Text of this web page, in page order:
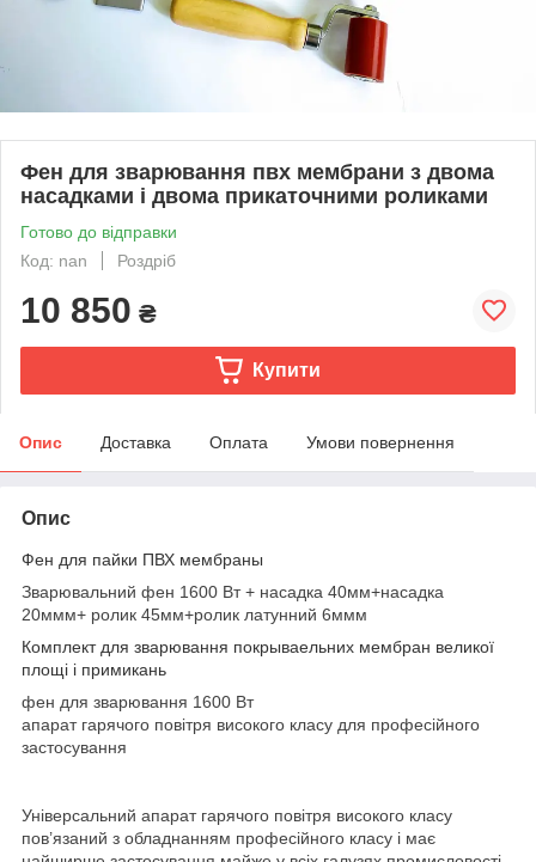
Фен для зварювання пвх мембрани з двома
насадками і двома прикаточними роликами
Готово до відправки
Код: nan
Роздріб
10 850 ₴
Купити
Опис Доставка Оплата Умови повернення
Опис
Фен для пайки ПВХ мембраны
Зварювальний фен 1600 Вт+ насадка 40мм+насадка
20ммм+ ролик 45мм+ролик латунний 6ммм
Комплект для зварювання покрываельних мембран великої
площі і примикань
фен для зварювання 1600 Вт
апарат гарячого повітря високого класу для професійного
застосування
Універсальний апарат гарячого повітря високого класу
пов’язаний з обладнанням професійного класу і має